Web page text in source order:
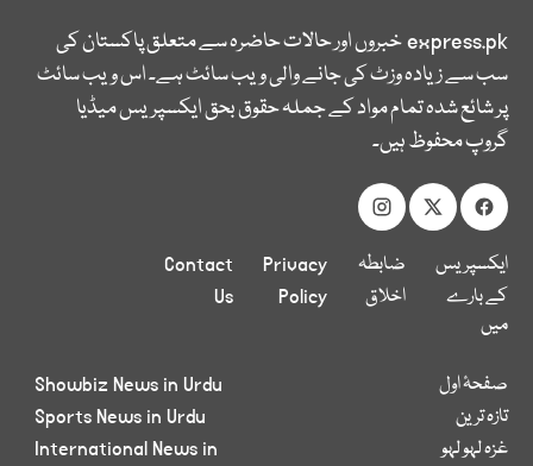
express.pkخبروں اور حالات حاضرہ سے متعلق پاکستان کی
سب سے زیادہ وزٹ کی جانے والی ویب سائٹ ہے۔ اس ویب سائٹ
پر شائع شدہ تمام مواد کے جملہ حقوق بحق ایکسپریس میڈیا
گروپ محفوظ ہیں۔
ایکسپریس
کے بارے
میں
ضابطہ
اخلاق
Privacy
Policy
Contact
Us
صفحۂ اول
تازہ ترین
غزہ لہو لہو
Showbiz News in Urdu
Sports News in Urdu
International News in